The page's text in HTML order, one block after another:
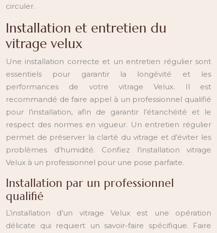
circuler.
Installation et entretien du
vitrage velux
Une installation correcte et un entretien régulier sont
essentiels pour garantir la longévité et les
performances de votre vitrage Velux. Il est
recommandé de faire appel à un professionnel qualifié
pour l’installation, afin de garantir l’étanchéité et le
respect des normes en vigueur. Un entretien régulier
permet de préserver la clarté du vitrage et d’éviter les
problèmes d’humidité. Confiez l’installation vitrage
Velux à un professionnel pour une pose parfaite.
Installation par un professionnel
qualifié
L’installation d’un vitrage Velux est une opération
délicate qui requiert un savoir-faire spécifique. Faire